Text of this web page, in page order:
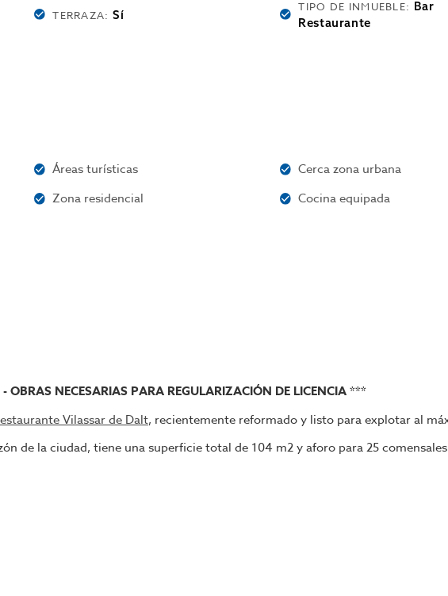
TERRAZA: Sí
TIPO DE INMUEBLE: Bar
Restaurante
Áreas turísticas Cerca zona urbana
Zona residencial Cocina equipada
NECESARIAS PARA REGULARIZACIÓN DE LICENCIA ***
Vilassar de Dalt, recientemente reformado y listo para explotar al
de la ciudad, tiene una superficie total de 104 m2 y aforo para 25